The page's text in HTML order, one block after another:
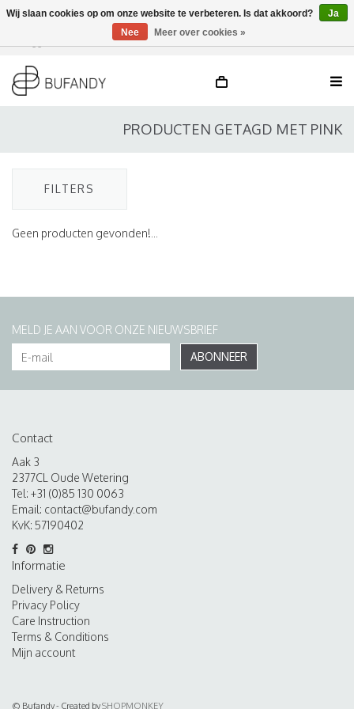
DE / EN
PRODUCTEN GETAGD MET PINK
FILTERS
Geen producten gevonden!...
MELD JE AAN VOOR ONZE NIEUWSBRIEF
ABONNEER
Contact
Aak 3
2377CL Oude Wetering
Tel: +31 (0)85 130 0063
Email: contact@bufandy.com
KvK: 57190402
Informatie
Delivery & Returns
Privacy Policy
Care Instruction
Terms & Conditions
Mijn account
© Bufandy - Created bySHOPMONKEY
Wij slaan cookies op om onze website te verbeteren. Is dat akkoord?
Ja
Nee
Meer over cookies »